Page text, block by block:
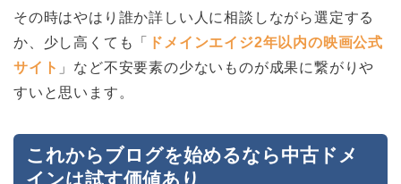
その時はやはり誰か詳しい人に相談しながら選定する
か、少し高くても「
ドメインエイジ2年以内の映画公式
サイト 」など不安要素の少ないものが成果に繋がりや
すいと思います。
これからブログを始めるなら中古ドメ
インは試す価値あり